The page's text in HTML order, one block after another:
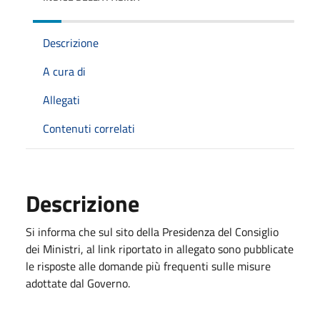
Descrizione
A cura di
Allegati
Contenuti correlati
Descrizione
Si informa che sul sito della Presidenza del Consiglio
dei Ministri, al link riportato in allegato sono pubblicate
le risposte alle domande più frequenti sulle misure
adottate dal Governo.